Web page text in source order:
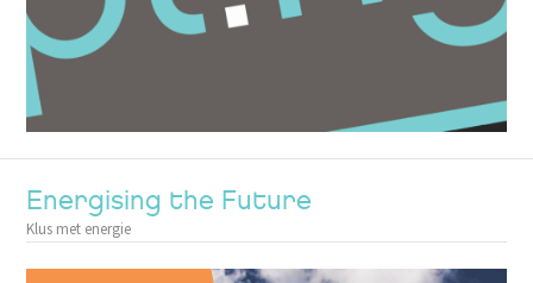
Energising the Future
Klus met energie